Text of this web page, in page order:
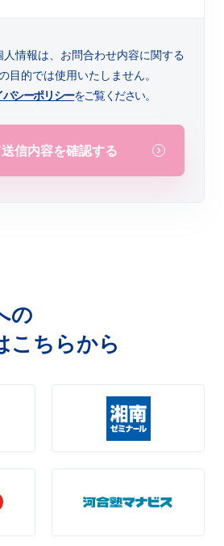
人情報は、お問合わせ内容に関する
目的では使用いたしません。
バシーポリシーをご覧ください。
信内容を確認する
の
こちらから